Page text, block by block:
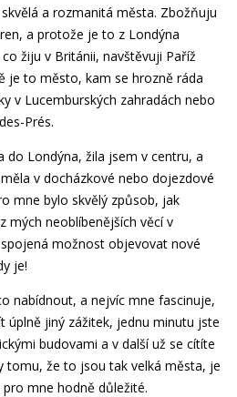
a rozmanitá města. Zbožňuju
a protože je to z Londýna
žiju v Británii, navštěvuji Paříž
je to město, kam se hrozně ráda
v Lucemburských zahradách nebo
Prés.
do Londýna, žila jsem v centru, a
v docházkové nebo dojezdové
mne bylo skvělý způsob, jak
mých neoblíbenějších věcí v
možnost objevovat nové
je!
nabídnout, a nejvíc mne fascinuje,
úplně jiný zážitek, jednu minutu jste
budovami a v další už se cítíte
tomu, že to jsou tak velká města, je
mne hodně důležité.